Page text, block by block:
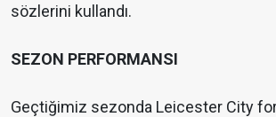
sözlerini kullandı.
SEZON PERFORMANSI
Geçtiğimiz sezonda Leicester City